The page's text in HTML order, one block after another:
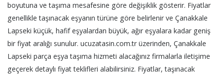
boyutuna ve taşıma mesafesine göre değişiklik gösterir. Fiyatlar
genellikle taşınacak eşyanın türüne göre belirlenir ve Çanakkale
Lapseki küçük, hafif eşyalardan büyük, ağır eşyalara kadar geniş
bir fiyat aralığı sunulur. ucuzatasin.com.tr üzerinden, Çanakkale
Lapseki parça eşya taşıma hizmeti alacağınız firmalarla iletişime
geçerek detaylı fiyat teklifleri alabilirsiniz. Fiyatlar, taşınacak